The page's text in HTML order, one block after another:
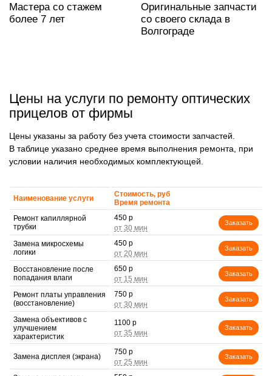
Мастера со стажем
более 7 лет
Оригинальные запчасти
со своего склада в
Волгограде
Цены на услуги по ремонту оптических
прицелов от фирмы
Цены указаны за работу без учета стоимости запчастей.
В таблице указано среднее время выполнения ремонта, при
условии наличия необходимых комплектующей.
Наименование услуги
Стоимость, руб
Время ремонта
Ремонт капиллярной
трубки
450 р
Заказать
Замена микросхемы
логики
450 р
Заказать
Восстановление после
попадания влаги
650 р
Заказать
Ремонт платы управления
(восстановление)
750 р
Заказать
Замена объективов с
улучшением
характеристик
1100 р
Заказать
Замена дисплея (экрана)
750 р
Заказать